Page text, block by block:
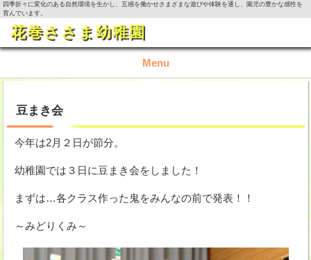
四季折々に変化のある自然環境を生かし、五感を働かせさまざまな遊びや体験を通し、園児の豊かな感性を
育んでいます。
花巻ささま幼稚園
Menu
園の概要
園の生活
入園資料・お問い合わせ
今月の活動
豆まき会
今年は2月２日が節分。
幼稚園では３日に豆まき会をしました！
まずは…各クラス作った鬼をみんなの前で発表！！
～みどりくみ～